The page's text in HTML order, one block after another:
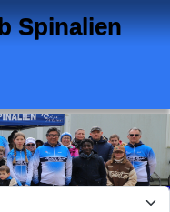
Spinalien